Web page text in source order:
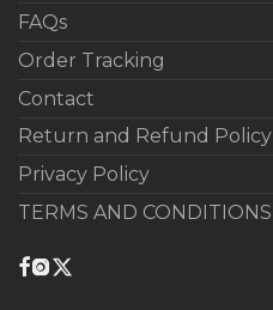
FAQs
Order Tracking
Contact
Return and Refund Policy
Privacy Policy
TERMS AND CONDITIONS